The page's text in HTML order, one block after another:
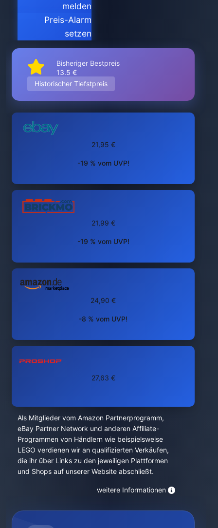
melden
Preis-Alarm
setzen
Bisheriger Bestpreis
13.5 €
Historischer Tiefstpreis
21,95 €
-19 % vom UVP!
21,99 €
-19 % vom UVP!
24,90 €
-8 % vom UVP!
27,63 €
Als Mitglieder vom Amazon Partnerprogramm,
eBay Partner Network und anderen Affiliate-
Programmen von Händlern wie beispielsweise
LEGO verdienen wir an qualifizierten Verkäufen,
die ihr über Links zu den jeweiligen Plattformen
und Shops auf unserer Website abschließt.
weitere Informationen